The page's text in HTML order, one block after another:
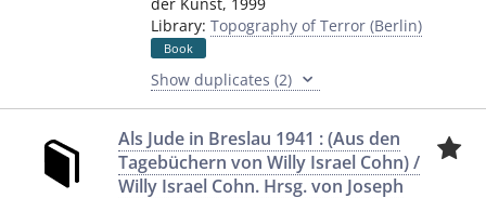
Library: Topography of Terror (Berlin)
Book
Show duplicates (2)
Als Jude in Breslau 1941 : (Aus den
Tagebüchern von Willy Israel Cohn) /
Willy Israel Cohn. Hrsg. von Joseph